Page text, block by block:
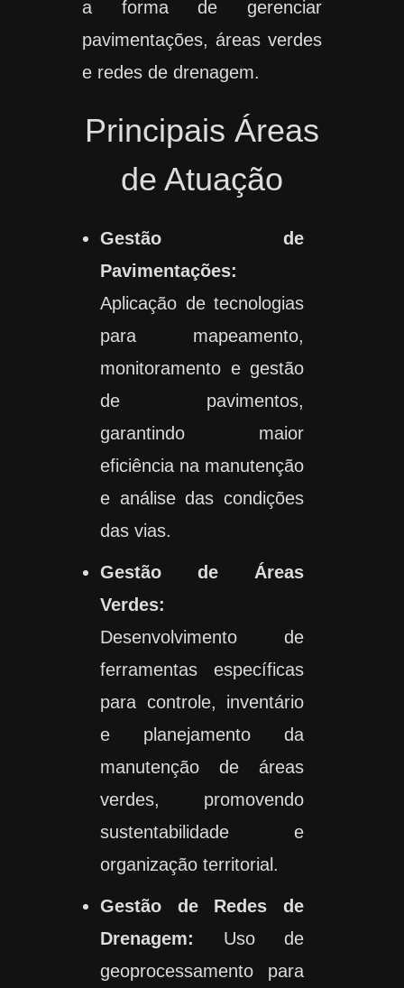
a forma de gerenciar
pavimentações, áreas verdes
e redes de drenagem.
Principais Áreas
de Atuação
Gestão de
Pavimentações:
Aplicação de tecnologias
para mapeamento,
monitoramento e gestão
de pavimentos,
garantindo maior
eficiência na manutenção
e análise das condições
das vias.
Gestão de Áreas
Verdes:
Desenvolvimento de
ferramentas específicas
para controle, inventário
e planejamento da
manutenção de áreas
verdes, promovendo
sustentabilidade e
organização territorial.
Gestão de Redes de
Drenagem: Uso de
geoprocessamento para